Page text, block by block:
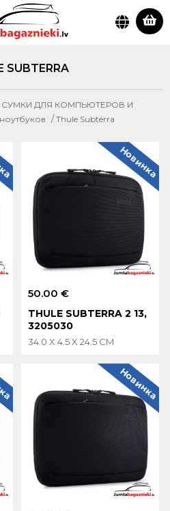
SUBTERRA
СУМКИ ДЛЯ КОМПЬЮТЕРОВ И
/Thule Subterra
50.00 €
THULE SUBTERRA 2 13,
3205030
34.0 X 4.5 X 24.5 CM
Новинка
Новинка